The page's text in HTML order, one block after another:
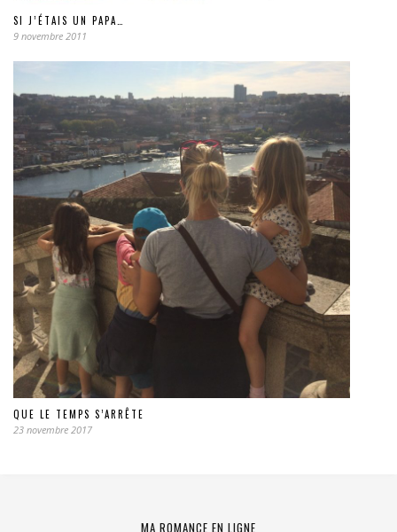
SI J’ÉTAIS UN PAPA…
9 novembre 2011
QUE LE TEMPS S’ARRÊTE
23 novembre 2017
MA ROMANCE EN LIGNE